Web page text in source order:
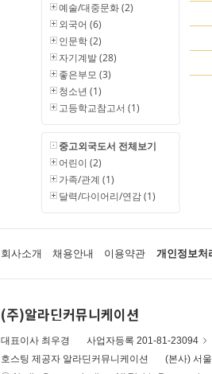
예술/대중문화 (2)
외국어 (6)
인문학 (2)
자기계발 (28)
좋은부모 (3)
청소년 (1)
고등학교참고서 (1)
중고외국도서 전체보기
어린이 (2)
가족/관계 (1)
달력/다이어리/연감 (1)
회사소개 채용안내 이용약관 개인정보처
(주)알라딘커뮤니케이션
대표이사 최우경 사업자등록 201-81-23094
호스팅 제공자 알라딘커뮤니케이션
(본사) 서